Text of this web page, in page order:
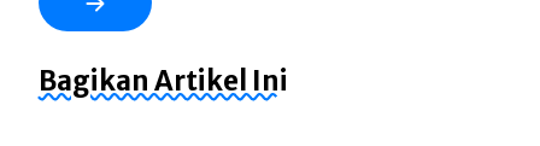
Bagikan Artikel Ini